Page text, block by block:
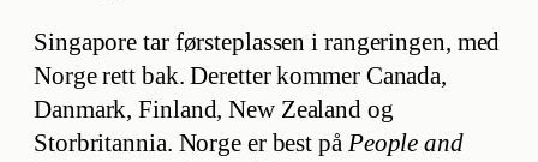
Singapore tar førsteplassen i rangeringen, med
Norge rett bak. Deretter kommer Canada,
Danmark, Finland, New Zealand og
Storbritannia. Norge er best på People and